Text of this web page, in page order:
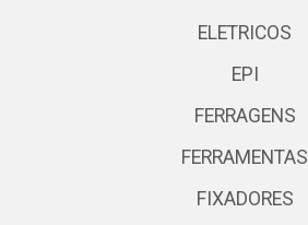
ELETRICOS
EPI
FERRAGENS
FERRAMENTAS
FIXADORES